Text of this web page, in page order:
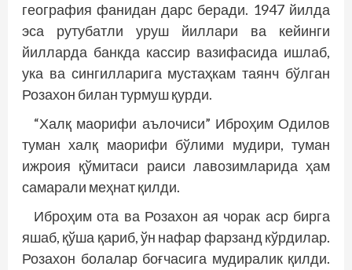
география фанидан дарс беради. 1947 йилда
эса рутубатли уруш йиллари ва кейинги
йилларда банкда кассир вазифасида ишлаб,
ука ва сингилларига мустаҳкам таянч бўлган
Розахон билан турмуш қурди.
“Халқ маорифи аълочиси” Иброҳим Одилов
туман халқ маорифи бўлими мудири, туман
ижроия қўмитаси раиси лавозимларида ҳам
самарали меҳнат қилди.
Иброҳим ота ва Розахон ая чорак аср бирга
яшаб, қўша қариб, ўн нафар фарзанд кўрдилар.
Розахон болалар боғчасига мудиралик қилди.